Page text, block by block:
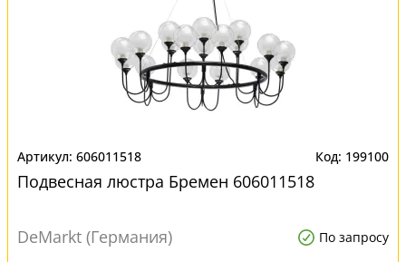
606011518 199100
Подвесная люстра Бремен 606011518
DeMarkt (Германия) По запросу